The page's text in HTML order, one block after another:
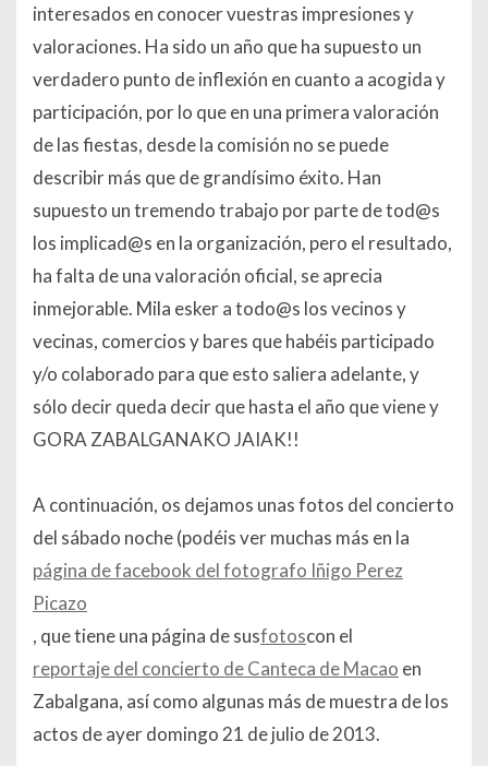
interesados en conocer vuestras impresiones y
valoraciones. Ha sido un año que ha supuesto un
verdadero punto de inflexión en cuanto a acogida y
participación, por lo que en una primera valoración
de las fiestas, desde la comisión no se puede
describir más que de grandísimo éxito. Han
supuesto un tremendo trabajo por parte de tod@s
los implicad@s en la organización, pero el resultado,
ha falta de una valoración oficial, se aprecia
inmejorable. Mila esker a todo@s los vecinos y
vecinas, comercios y bares que habéis participado
y/o colaborado para que esto saliera adelante, y
sólo decir queda decir que hasta el año que viene y
GORA ZABALGANAKO JAIAK!!
A continuación, os dejamos unas fotos del concierto
del sábado noche (podéis ver muchas más en la
página de facebook del fotografo Iñigo Perez
Picazo
, que tiene una página de susfotoscon el
reportaje del concierto de Canteca de Macao en
Zabalgana, así como algunas más de muestra de los
actos de ayer domingo 21 de julio de 2013.